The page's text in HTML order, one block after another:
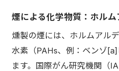
煙による化学物質：ホル
燻製の煙には、ホルムアル
水素（PAHs、例：ベンゾ
ます。国際がん研究機関（